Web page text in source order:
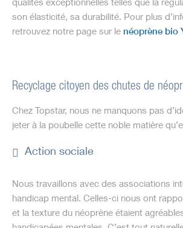
son élasticité, sa durabilité. Pour plus
retrouvez notre page sur le néoprène bio
Recyclage citoyen des chutes de
Chez Topstar, nous ne manquons pas
jeter à la poubelle cette noble matière
Action sociale
Nous travaillons avec des associations
handicap mental. Celles-ci nous ont
et la texture du néoprène étaient